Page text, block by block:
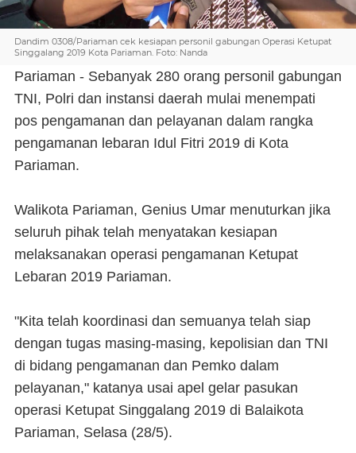
Dandim 0308/Pariaman cek kesiapan personil gabungan Operasi Ketupat
Singgalang 2019 Kota Pariaman. Foto: Nanda
Pariaman - Sebanyak 280 orang personil gabungan
TNI, Polri dan instansi daerah mulai menempati
pos pengamanan dan pelayanan dalam rangka
pengamanan lebaran Idul Fitri 2019 di Kota
Pariaman.
Walikota Pariaman, Genius Umar menuturkan jika
seluruh pihak telah menyatakan kesiapan
melaksanakan operasi pengamanan Ketupat
Lebaran 2019 Pariaman.
"Kita telah koordinasi dan semuanya telah siap
dengan tugas masing-masing, kepolisian dan TNI
di bidang pengamanan dan Pemko dalam
pelayanan," katanya usai apel gelar pasukan
operasi Ketupat Singgalang 2019 di Balaikota
Pariaman, Selasa (28/5).